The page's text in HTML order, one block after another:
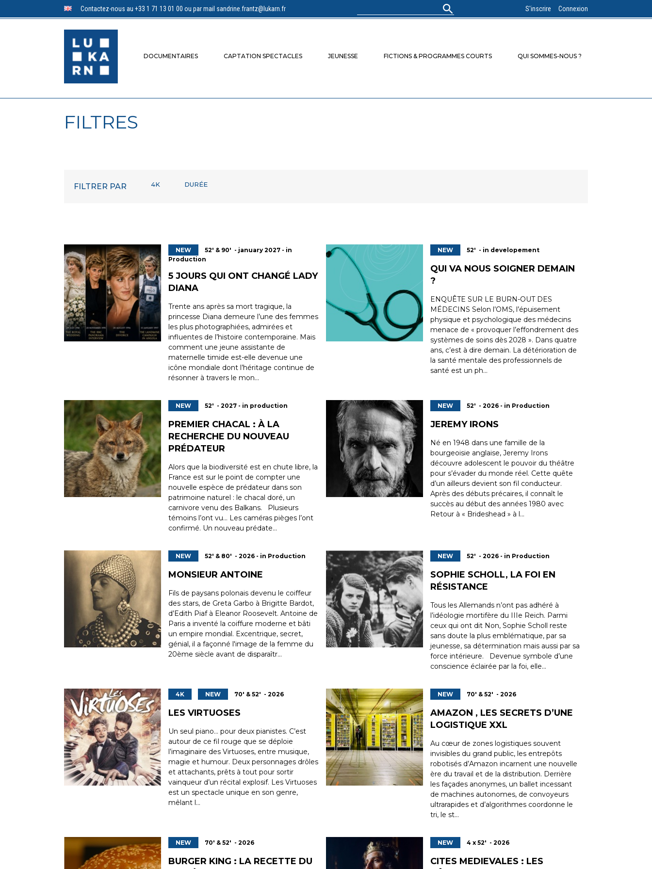
Contactez-nous au +33 1 71 13 01 00 ou par mail sandrine.frantz@lukarn.fr S'inscrire Connexion
DOCUMENTAIRES CAPTATION SPECTACLES JEUNESSE FICTIONS & PROGRAMMES COURTS QUI SOMMES-NOUS ?
FILTRES
FILTRER PAR 4K DURÉE
NEW
52' & 90' - january 2027 - in
Production
5 JOURS QUI ONT CHANGÉ LADY
DIANA
Trente ans après sa mort tragique, la
princesse Diana demeure l’une des femmes
les plus photographiées, admirées et
influentes de l’histoire contemporaine. Mais
comment une jeune assistante de
maternelle timide est-elle devenue une
icône mondiale dont l’héritage continue de
résonner à travers le mon...
NEW 52' - in developement
QUI VA NOUS SOIGNER DEMAIN
?
ENQUÊTE SUR LE BURN-OUT DES
MÉDECINS Selon l’OMS, l’épuisement
physique et psychologique des médecins
menace de « provoquer l’effondrement des
systèmes de soins dès 2028 ». Dans quatre
ans, c’est à dire demain. La détérioration de
la santé mentale des professionnels de
santé est un ph...
NEW 52' - 2027 - in production
PREMIER CHACAL : À LA
RECHERCHE DU NOUVEAU
PRÉDATEUR
Alors que la biodiversité est en chute libre, la
France est sur le point de compter une
nouvelle espèce de prédateur dans son
patrimoine naturel : le chacal doré, un
carnivore venu des Balkans. Plusieurs
témoins l’ont vu... Les caméras pièges l’ont
confirmé. Un nouveau prédate...
NEW 52' - 2026 - in Production
JEREMY IRONS
Né en 1948 dans une famille de la
bourgeoisie anglaise, Jeremy Irons
découvre adolescent le pouvoir du théâtre
pour s’évader du monde réel. Cette quête
d’un ailleurs devient son fil conducteur.
Après des débuts précaires, il connaît le
succès au début des années 1980 avec
Retour à « Brideshead » à l...
NEW 52' & 80' - 2026 - in Production
MONSIEUR ANTOINE
Fils de paysans polonais devenu le coiffeur
des stars, de Greta Garbo à Brigitte Bardot,
d’Edith Piaf à Eleanor Roosevelt. Antoine de
Paris a inventé la coiffure moderne et bâti
un empire mondial. Excentrique, secret,
génial, il a façonné l'image de la femme du
20ème siècle avant de disparaîtr...
NEW 52' - 2026 - in Production
SOPHIE SCHOLL, LA FOI EN
RÉSISTANCE
Tous les Allemands n’ont pas adhéré à
l’idéologie mortifère du IIIe Reich. Parmi
ceux qui ont dit Non, Sophie Scholl reste
sans doute la plus emblématique, par sa
jeunesse, sa détermination mais aussi par sa
force intérieure. Devenue symbole d’une
conscience éclairée par la foi, elle...
4K NEW 70' & 52' - 2026
LES VIRTUOSES
Un seul piano… pour deux pianistes. C’est
autour de ce fil rouge que se déploie
l’imaginaire des Virtuoses, entre musique,
magie et humour. Deux personnages drôles
et attachants, prêts à tout pour sortir
vainqueur d’un récital explosif. Les Virtuoses
est un spectacle unique en son genre,
mêlant l...
NEW 70' & 52' - 2026
AMAZON , LES SECRETS D’UNE
LOGISTIQUE XXL
Au cœur de zones logistiques souvent
invisibles du grand public, les entrepôts
robotisés d’Amazon incarnent une nouvelle
ère du travail et de la distribution. Derrière
les façades anonymes, un ballet incessant
de machines autonomes, de convoyeurs
ultrarapides et d’algorithmes coordonne le
tri, le st...
NEW 70' & 52' - 2026
BURGER KING : LA RECETTE DU
NEW 4 x 52' - 2026
CITES MEDIEVALES : LES